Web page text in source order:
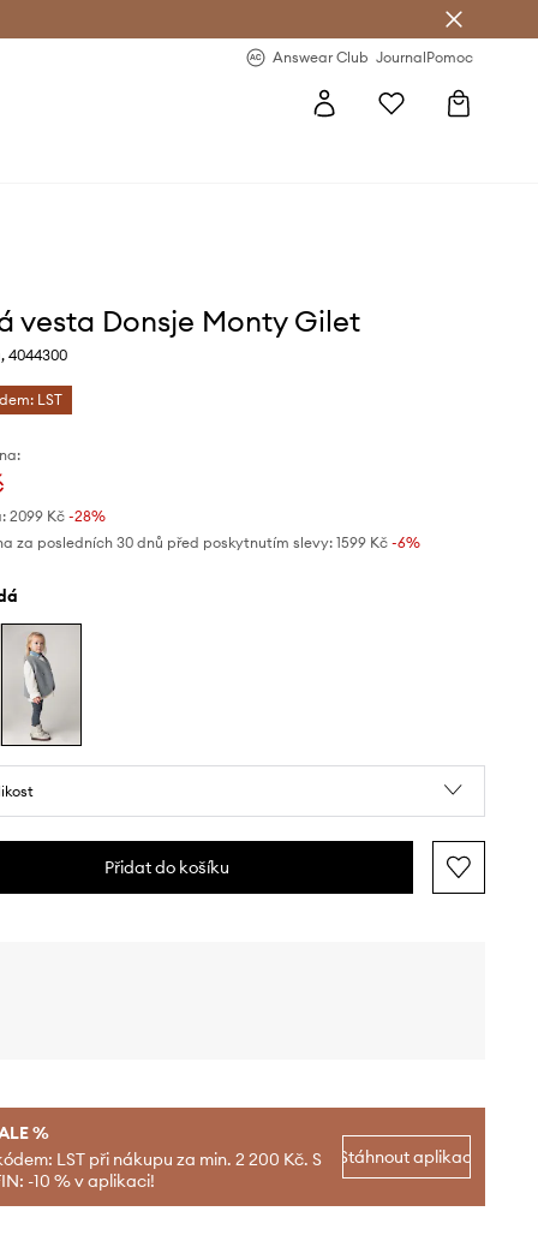
Answear Club JournalPomoc
vesta Donsje Monty Gilet
4044300
LST
2099 Kč-28%
za posledních 30 dnů před poskytnutím slevy: 1599 Kč -6%
Přidat do košíku
%
LST při nákupu za min. 2 200 Kč. S
-10 % v aplikaci!
Stáhnout aplikaci